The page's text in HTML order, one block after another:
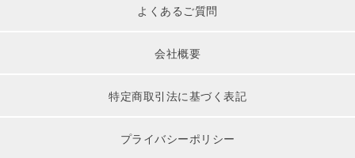
よくあるご質問
会社概要
特定商取引法に基づく表記
プライバシーポリシー